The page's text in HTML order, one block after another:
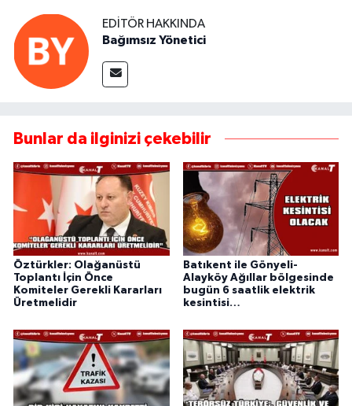
EDITÖR HAKKINDA
Bağımsız Yönetici
Bunlar da ilginizi çekebilir
Öztürkler: Olağanüstü
Toplantı İçin Önce
Komiteler Gerekli Kararları
Üretmelidir
Batıkent ile Gönyeli-
Alayköy Ağıllar bölgesinde
bugün 6 saatlik elektrik
kesintisi…